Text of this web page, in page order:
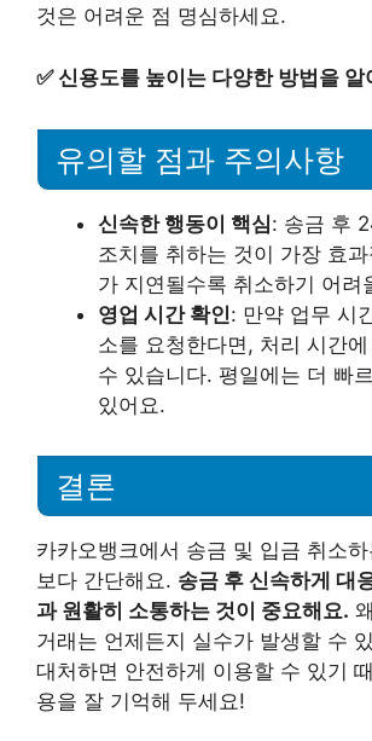
것은 어려운 점 명심하세요.
✅신용도를 높이는 다양한 방법을 알
유의할 점과 주의사항
신속한 행동이 핵심: 송금 후
조치를 취하는 것이 가장 효
가 지연될수록 취소하기 어려
영업 시간 확인: 만약 업무 시
소를 요청한다면, 처리 시간
수 있습니다. 평일에는 더 빠
있어요.
결론
카카오뱅크에서 송금 및 입금 취소
보다 간단해요. 송금 후 신속하게 대
과 원활히 소통하는 것이 중요해요.
거래는 언제든지 실수가 발생할 수
대처하면 안전하게 이용할 수 있기
용을 잘 기억해 두세요!